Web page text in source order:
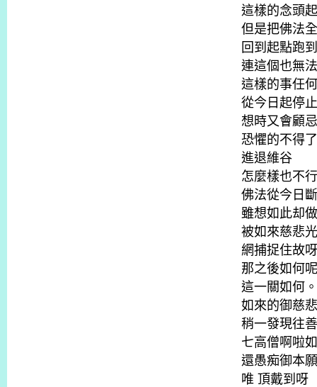
這樣的念頭
但是把佛法
回到起點跑
連這個也無
這樣的事任
從今日起停
想時又會顧
恐懼的不得了
進退維谷
怎麼樣也不
佛法從今日
雖想如此却
被如來慈悲
網捕捉住故
那之後如何呢
這一關如何。
如來的御慈
稍一發現往
七高僧啊啦
還愚痴御本願
唯 頂戴到呀